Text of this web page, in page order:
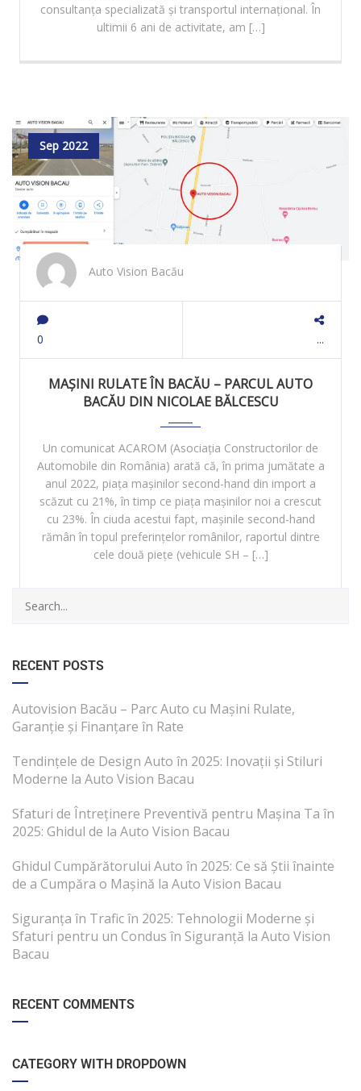
consultanța specializată și transportul internațional. În
ultimii 6 ani de activitate, am […]
Sep 2022
Auto Vision Bacău
0
MAȘINI RULATE ÎN BACĂU – PARCUL AUTO
BACĂU DIN NICOLAE BĂLCESCU
Un comunicat ACAROM (Asociația Constructorilor de
Automobile din România) arată că, în prima jumătate a
anul 2022, piața mașinilor second-hand din import a
scăzut cu 21%, în timp ce piața mașinilor noi a crescut
cu 23%. În ciuda acestui fapt, mașinile second-hand
rămân în topul preferințelor românilor, raportul dintre
cele două piețe (vehicule SH – […]
RECENT POSTS
Autovision Bacău – Parc Auto cu Mașini Rulate,
Garanție și Finanțare în Rate
Tendințele de Design Auto în 2025: Inovații și Stiluri
Moderne la Auto Vision Bacau
Sfaturi de Întreținere Preventivă pentru Mașina Ta în
2025: Ghidul de la Auto Vision Bacau
Ghidul Cumpărătorului Auto în 2025: Ce să Știi înainte
de a Cumpăra o Mașină la Auto Vision Bacau
Siguranța în Trafic în 2025: Tehnologii Moderne și
Sfaturi pentru un Condus în Siguranță la Auto Vision
Bacau
RECENT COMMENTS
CATEGORY WITH DROPDOWN